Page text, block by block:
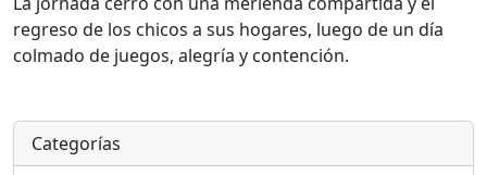
regreso de los chicos a sus hogares, luego de un día
colmado de juegos, alegría y contención.
Categorías